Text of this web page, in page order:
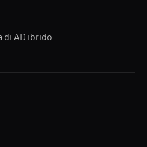
di AD ibrido